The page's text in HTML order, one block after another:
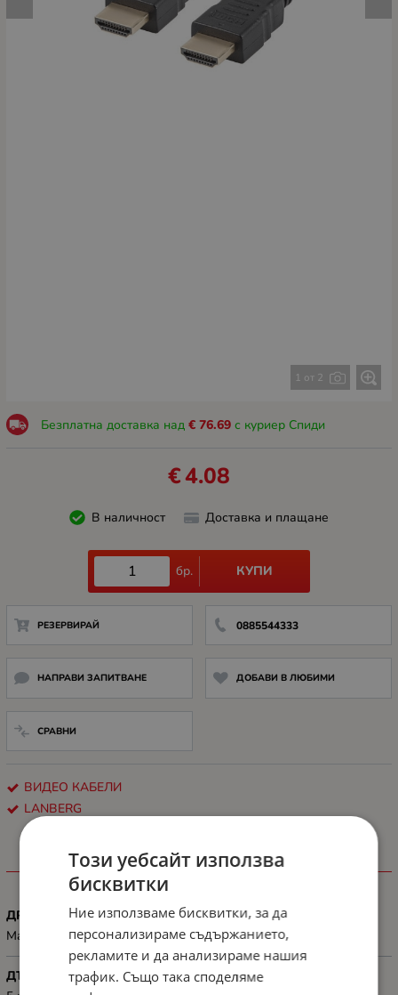
1 от 2
Безплатна доставка над 76.69
€ с куриер Спиди
4.08
€
В наличност Доставка и плащане
бр. КУПИ
РЕЗЕРВИРАЙ 0885544333
НАПРАВИ ЗАПИТВАНЕ ДОБАВИ В ЛЮБИМИ
СРАВНИ
ВИДЕО КАБЕЛИ
LANBERG
ХАРАКТЕРИСТИКИ
ДРУГИ
Max video resolution: 3840 x 2160 px
ДЪЛЖИНА, М
Този уебсайт използва
бисквитки
Ние използваме бисквитки, за да
персонализираме съдържанието,
рекламите и да анализираме нашия
трафик. Също така споделяме